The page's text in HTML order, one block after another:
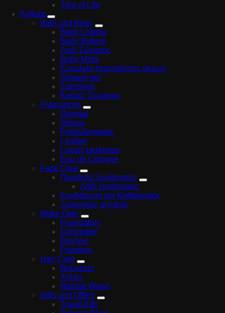
Tree of Life
Άνδρας
Bath and Body
Body Lotions
Body Butters
Λάδι Σώματος
Body Mists
Εργαλεία περιποίησης άκρων
Shower gel
Σαπούνια
Κρέμες Σώματος
Fragrances
Oriental
Woody
Fresh/Aromatic
Leather
Luxury perfumes
Eau de Cologne
Face Care
Προϊόντα Ξυρίσματος
Λάδι ξυρίσματος
Ενυδάτωση και Καθαρισμός
Ξυριστικές μηχανές
Make Over
Foundation
Concealer
Bronzer
Powders
Hair Care
Βούρτσες
Χτένες
Natural Wood
Gifts and Offers
Travel Kits